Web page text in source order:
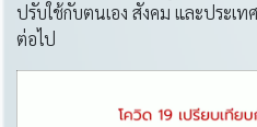
ปรับใช้กับตนเอง สังคม และประเ
ต่อไป